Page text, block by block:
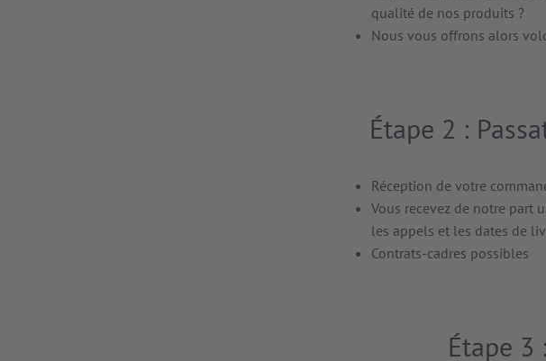
qualité de nos produits ?
Nous vous offrons alors
Étape 2 :
Réception de votre
Vous recevez de notre part
les appels et les dates de
Contrats-cadres possibles
Étape 3